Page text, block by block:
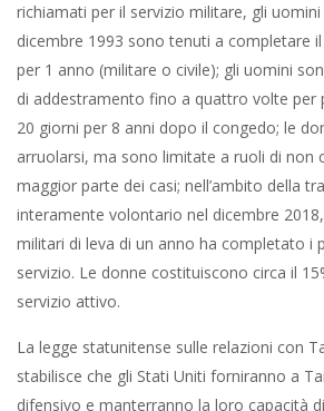
richiamati per il servizio militare, gli
dicembre 1993 sono tenuti a completare
per 1 anno (militare o civile); gli uomini
di addestramento fino a quattro volte per
20 giorni per 8 anni dopo il congedo; le
arruolarsi, ma sono limitate a ruoli di non
maggior parte dei casi; nell’ambito della
interamente volontario nel dicembre
militari di leva di un anno ha completato i
servizio. Le donne costituiscono circa il
servizio attivo.
La legge statunitense sulle relazioni con
stabilisce che gli Stati Uniti forniranno a
difensivo e manterranno la loro capacità